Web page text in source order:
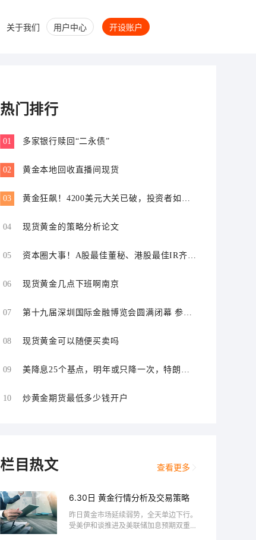
关于我们 用户中心 开设账户
热门排行
01 多家银行赎回“二永债”
02 黄金本地回收直播间现货
03
黄金狂飙！4200美元大关已破，投资者如何
04
现货黄金的策略分析论文
05
资本圈大事！A股最佳董秘、港股最佳IR齐
06
现货黄金几点下班啊南京
07
第十九届深圳国际金融博览会圆满闭幕 参展
08
现货黄金可以随便买卖吗
09
美降息25个基点，明年或只降一次，特朗
10
炒黄金期货最低多少钱开户
栏目热文 查看更多
6.30日 黄金行情分析及交易策略
昨日黄金市场延续弱势，全天单边下行。
受美伊和谈推进及美联储加息预期双重打